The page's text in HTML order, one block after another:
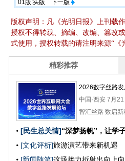
01版:头版 下一版
版权声明：凡《光明日报》上刊载
授权不得转载、摘编、改编、篡改
式使用，授权转载的请注明来源“《